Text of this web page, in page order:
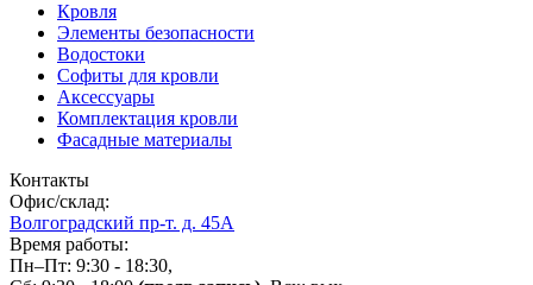
Кровля
Элементы безопасности
Водостоки
Софиты для кровли
Аксессуары
Комплектация кровли
Фасадные материалы
Контакты
Офис/склад:
Волгоградский пр-т. д. 45А
Время работы:
Пн–Пт: 9:30 - 18:30,